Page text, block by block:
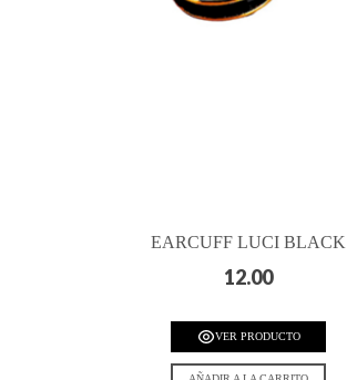
EARCUFF LUCI BLACK
12.00
VER PRODUCTO